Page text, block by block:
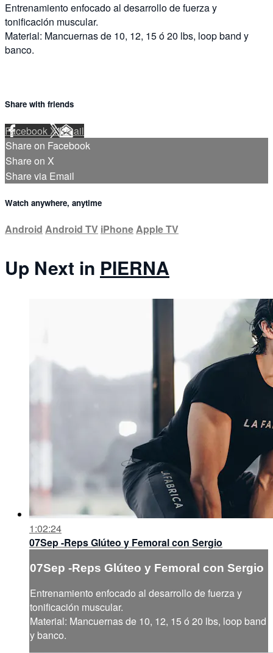
Entrenamiento enfocado al desarrollo de fuerza y
tonificación muscular.
Material: Mancuernas de 10, 12, 15 ó 20 lbs, loop band y
banco.
Share with friends
Facebook XEmail
Share on Facebook
Share on X
Share via Email
Watch anywhere, anytime
Android Android TV iPhoneApple TV
Up Next in PIERNA
1:02:24
07Sep -Reps Glúteo y Femoral con Sergio
07Sep -Reps Glúteo y Femoral con Sergio
Entrenamiento enfocado al desarrollo de fuerza y
tonificación muscular.
Material: Mancuernas de 10, 12, 15 ó 20 lbs, loop band
y banco.